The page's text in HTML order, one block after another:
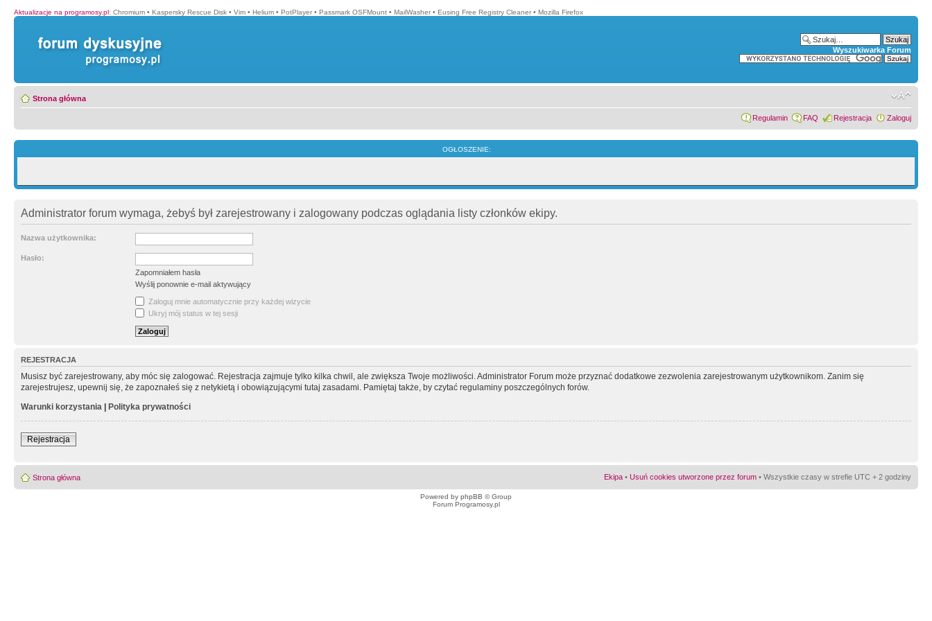
Aktualizacje na programosy.pl: Chromium • Kaspersky Rescue Disk • Vim • Helium • PotPlayer • Passmark OSFMount • MailWasher • Eusing Free Registry Cleaner • Mozilla Firefox
Wyszukiwarka Forum
Strona główna
Regulamin FAQ Rejestracja Zaloguj
OGŁOSZENIE:
Administrator forum wymaga, żebyś był zarejestrowany i zalogowany podczas oglądania listy członków ekipy.
Nazwa użytkownika:
Hasło:
Zapomniałem hasła
Wyślij ponownie e-mail aktywujący
Zaloguj mnie automatycznie przy każdej wizycie
Ukryj mój status w tej sesji
REJESTRACJA
Musisz być zarejestrowany, aby móc się zalogować. Rejestracja zajmuje tylko kilka chwil, ale zwiększa Twoje możliwości. Administrator Forum może przyznać dodatkowe zezwolenia zarejestrowanym użytkownikom. Zanim się
zarejestrujesz, upewnij się, że zapoznałeś się z netykietą i obowiązującymi tutaj zasadami. Pamiętaj także, by czytać regulaminy poszczególnych forów.
Warunki korzystania | Polityka prywatności
Rejestracja
Strona główna Ekipa • Usuń cookies utworzone przez forum • Wszystkie czasy w strefie UTC + 2 godziny
Powered by phpBB © Group
Forum Programosy.pl